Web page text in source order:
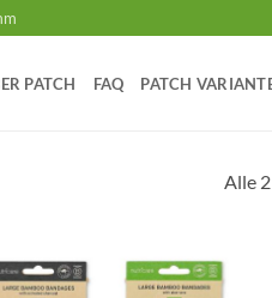
PATCH FAQ PATCH
Alle